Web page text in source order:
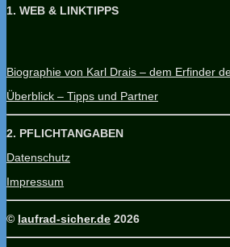
1. WEB & LINKTIPPS
Biographie von Karl Drais – dem Erfinder
Überblick – Tipps und Partner
2. PFLICHTANGABEN
Datenschutz
Impressum
© laufrad-sicher.de 2026